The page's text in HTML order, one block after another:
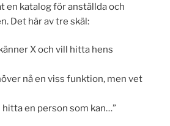
en katalog för anställda och
Det här av tre skäl:
X och vill hitta hens
nå en viss funktion, men vet
hitta en person som kan…”